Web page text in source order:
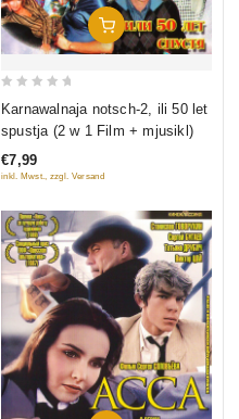
In Den Warenkorb
5
Karnawalnaja notsch-2, ili 50 let
spustja (2 w 1 Film + mjusikl)
€7,99
inkl. Mwst., zzgl. Versand